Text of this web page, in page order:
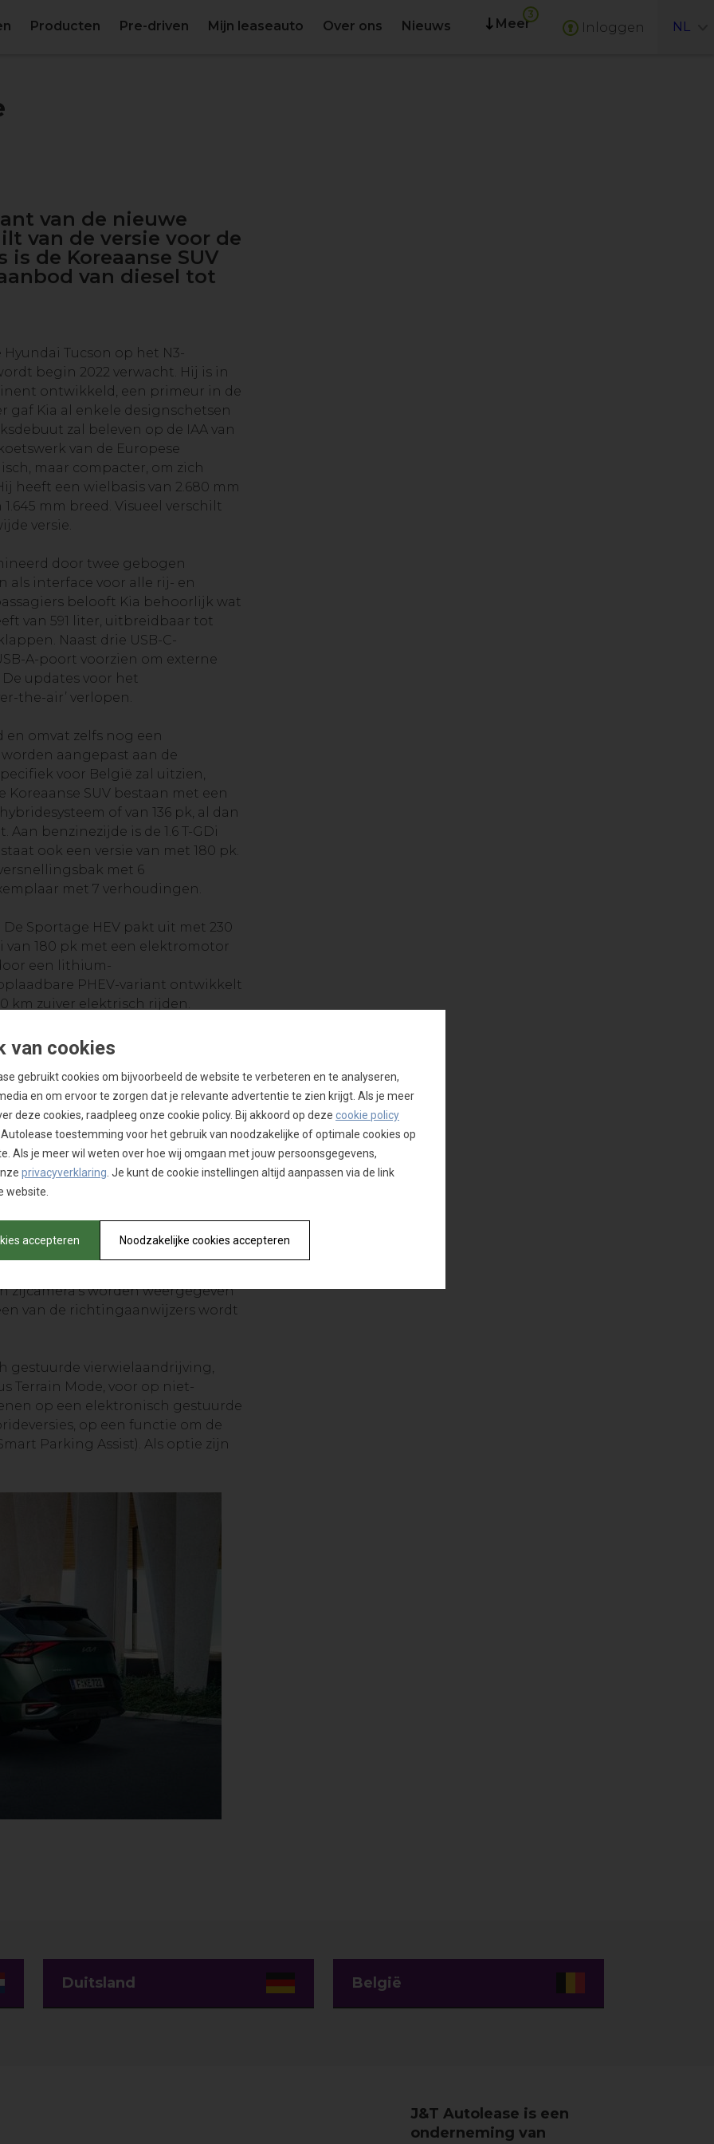
Producten Pre-driven Mijn leaseauto Over ons Nieuws Meer Inloggen NL
van de nieuwe
van de versie voor de
de Koreaanse SUV
van diesel tot
Tucson op het N3-
begin 2022 verwacht. Hij is in
ontwikkeld, een primeur in de
gaf Kia al enkele designschetsen
zal beleven op de IAA van
van de Europese
maar compacter, om zich
heeft een wielbasis van 2.680 mm
mm breed. Visueel verschilt
versie.
door twee gebogen
als interface voor alle rij- en
belooft Kia behoorlijk wat
van 591 liter, uitbreidbaar tot
Naast drie USB-C-
A-poort voorzien om externe
updates voor het
the-air’ verlopen.
omvat zelfs nog een
aangepast aan de
voor België zal uitzien,
SUV bestaan met een
of van 136 pk, al dan
benzinezijde is de 1.6 T-GDi
ook een versie van met 180 pk.
met 6
met 7 verhoudingen.
Sportage HEV pakt uit met 230
van 180 pk met een elektromotor
een lithium-
PHEV-variant ontwikkelt
km zuiver elektrisch rijden.
ionpolymeerbatterij van 13,8 kWh
Een volledig elektrische Sportage
natuurlijk over een stop-
De ISG-functie werd
die anticipeert om
te voorkomen, bijvoorbeeld bij
De waaier aan rijhulpsystemen
intelligente snelheidsregelaar.
regels van 2022, zal zijn
van de snelheidslimiet. De
zagen op de nieuwe Sorento en
EV6, namelijk een
worden weergegeven
van de richtingaanwijzers wordt
gestuurde vierwielaandrijving,
Terrain Mode, voor op niet-
op een elektronisch gestuurde
op een functie om de
Parking Assist). Als optie zijn
Duitsland België
J&T Autolease is een
onderneming van
van cookies
gebruikt cookies om bijvoorbeeld de website te verbeteren en te analyseren,
en om ervoor te zorgen dat je relevante advertentie te zien krijgt. Als je meer
deze cookies, raadpleeg onze cookie policy. Bij akkoord op deze cookie policy
toestemming voor het gebruik van noodzakelijke of optimale cookies op
Als je meer wil weten over hoe wij omgaan met jouw persoonsgegevens,
privacyverklaring . Je kunt de cookie instellingen altijd aanpassen via de link
website.
accepteren Noodzakelijke cookies accepteren